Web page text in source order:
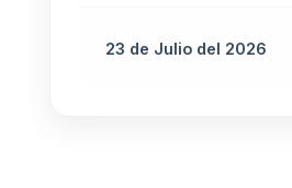
23 de Julio del 2026